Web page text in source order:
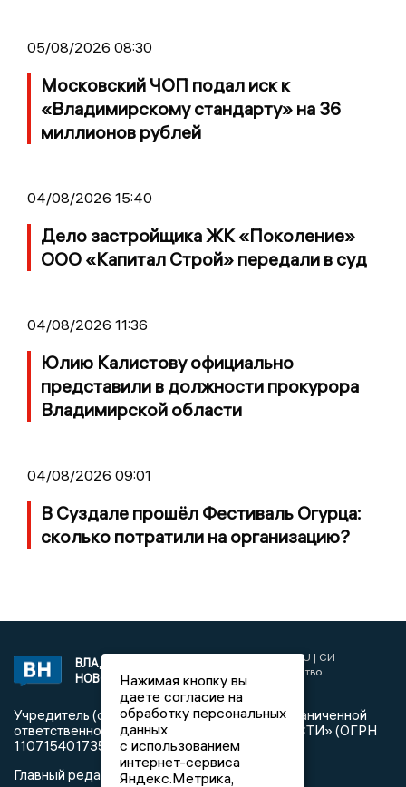
05/08/2026 08:30
Московский ЧОП подал иск к
«Владимирскому стандарту» на 36
миллионов рублей
04/08/2026 15:40
Дело застройщика ЖК «Поколение»
ООО «Капитал Строй» передали в суд
04/08/2026 11:36
Юлию Калистову официально
представили в должности прокурора
Владимирской области
04/08/2026 09:01
В Суздале прошёл Фестиваль Огурца:
сколько потратили на организацию?
ВЛАДИМИРСКИЕ
НОВОСТИ
2017 © NEWSVLADIMIR.RU | СИ
«Информационное агентство
Владимирские новости»
Учредитель (соучредители): Общество с ограниченной
ответственностью «РЕГИОНАЛЬНЫЕ НОВОСТИ» (ОГРН
1107154017354)
Главный редактор: Мазов С. А.
Нажимая кнопку вы
даете согласие на
обработку персональных
данных
с использованием
интернет-сервиса
Яндекс.Метрика,